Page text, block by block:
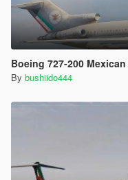
Boeing 727-200 Mexican
By bushiido444